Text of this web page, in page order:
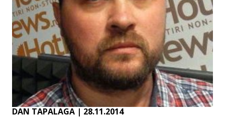
DAN TAPALAGA | 28.11.2014